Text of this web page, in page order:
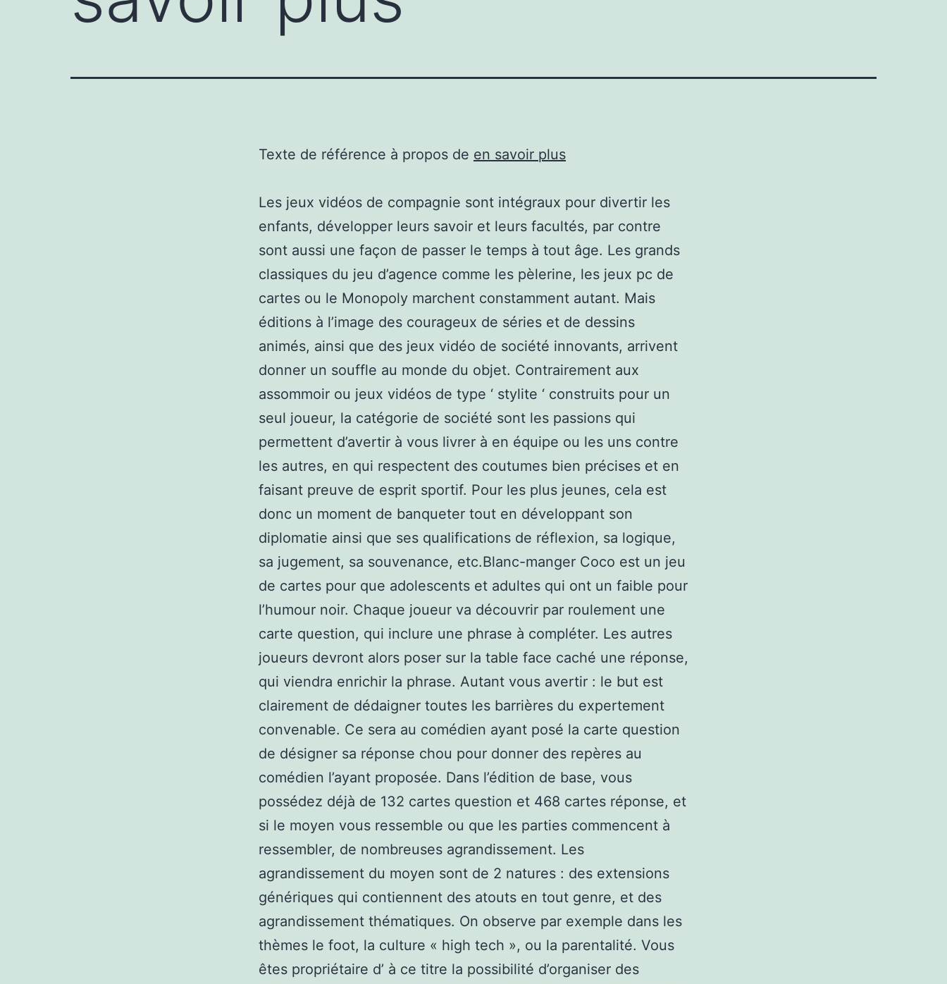
Texte de référence à propos de en savoir plus
Les jeux vidéos de compagnie sont intégraux pour divertir les
enfants, développer leurs savoir et leurs facultés, par contre
sont aussi une façon de passer le temps à tout âge. Les grands
classiques du jeu d’agence comme les pèlerine, les jeux pc de
cartes ou le Monopoly marchent constamment autant. Mais
éditions à l’image des courageux de séries et de dessins
animés, ainsi que des jeux vidéo de société innovants, arrivent
donner un souffle au monde du objet. Contrairement aux
assommoir ou jeux vidéos de type ‘ stylite ‘ construits pour un
seul joueur, la catégorie de société sont les passions qui
permettent d’avertir à vous livrer à en équipe ou les uns contre
les autres, en qui respectent des coutumes bien précises et en
faisant preuve de esprit sportif. Pour les plus jeunes, cela est
donc un moment de banqueter tout en développant son
diplomatie ainsi que ses qualifications de réflexion, sa logique,
sa jugement, sa souvenance, etc.Blanc-manger Coco est un jeu
de cartes pour que adolescents et adultes qui ont un faible pour
l’humour noir. Chaque joueur va découvrir par roulement une
carte question, qui inclure une phrase à compléter. Les autres
joueurs devront alors poser sur la table face caché une réponse,
qui viendra enrichir la phrase. Autant vous avertir : le but est
clairement de dédaigner toutes les barrières du expertement
convenable. Ce sera au comédien ayant posé la carte question
de désigner sa réponse chou pour donner des repères au
comédien l’ayant proposée. Dans l’édition de base, vous
possédez déjà de 132 cartes question et 468 cartes réponse, et
si le moyen vous ressemble ou que les parties commencent à
ressembler, de nombreuses agrandissement. Les
agrandissement du moyen sont de 2 natures : des extensions
génériques qui contiennent des atouts en tout genre, et des
agrandissement thématiques. On observe par exemple dans les
thèmes le foot, la culture « high tech », ou la parentalité. Vous
êtes propriétaire d’ à ce titre la possibilité d’organiser des